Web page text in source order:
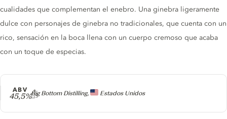
Producer
Big Bottom Distilling, Estados Unidos
ABV
45,5%
cualidades que complementan el enebro. Una ginebra ligeramente
dulce con personajes de ginebra no tradicionales, que cuenta con un
rico, sensación en la boca llena con un cuerpo cremoso que acaba
con un toque de especias.